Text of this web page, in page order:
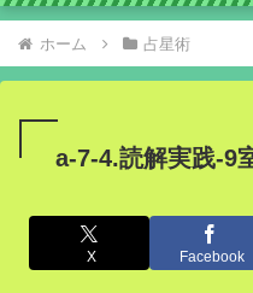
ホーム 占星術
a-7-4.読解実践-9
X Facebook